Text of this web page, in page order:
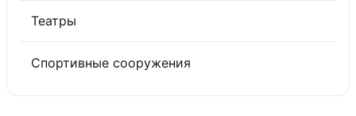
Театры
Спортивные сооружения